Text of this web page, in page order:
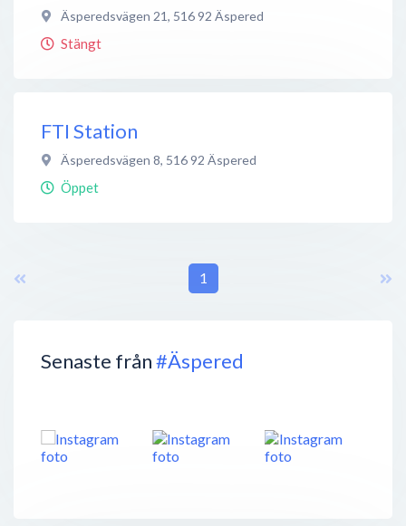
Senaste från#Äspered
Äsperedsvägen 21, 516 92 Äspered
Stängt
FTI Station
Äsperedsvägen 8, 516 92 Äspered
Öppet
1